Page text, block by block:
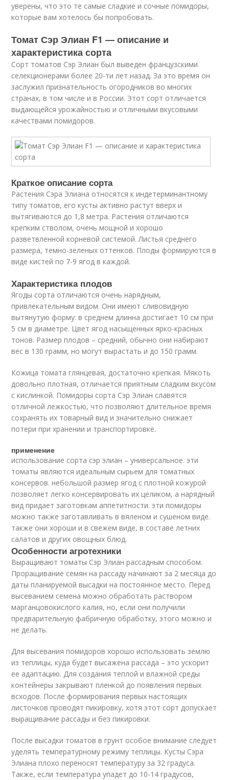
уверены, что это те самые сладкие и сочные помидоры,
которые вам хотелось бы попробовать.
Томат Сэр Элиан F1 — описание и
характеристика сорта
Сорт томатов Сэр Элиан был выведен французскими
селекционерами более 20-ти лет назад. За это время он
заслужил признательность огородников во многих
странах, в том числе и в России. Этот сорт отличается
выдающейся урожайностью и отличными вкусовыми
качествами помидоров.
Краткое описание сорта
Растения Сэра Элиана относятся к индетерминантному
типу томатов, его кусты активно растут вверх и
вытягиваются до 1,8 метра. Растения отличаются
крепким стволом, очень мощной и хорошо
разветвленной корневой системой. Листья среднего
размера, темно-зеленых оттенков. Плоды формируются в
виде кистей по 7-9 ягод в каждой.
Характеристика плодов
Ягоды сорта отличаются очень нарядным,
привлекательным видом. Они имеют сливовидную
вытянутую форму: в среднем длинна достигает 10 см при
5 см в диаметре. Цвет ягод насыщенных ярко-красных
тонов. Размер плодов – средний, обычно они набирают
вес в 130 грамм, но могут вырастать и до 150 грамм.
Кожица томата глянцевая, достаточно крепкая. Мякоть
довольно плотная, отличается приятным сладким вкусом
с кислинкой. Помидоры сорта Сэр Элиан славятся
отличной лежкостью, что позволяют длительное время
сохранять их товарный вид и значительно снижает
потери при хранении и транспортировке.
применение
использование сорта сэр элиан – универсальное. эти
томаты являются идеальным сырьем для томатных
консервов. небольшой размер ягод с плотной кожурой
позволяет легко консервировать их целиком, а нарядный
вид придает заготовкам аппетитности. эти помидоры
можно также заготавливать в вяленом и сушеном виде.
также они хороши и в свежем виде, в составе летних
салатов и других овощных блюд.
Особенности агротехники
Выращивают томаты Сэр Элиан рассадным способом.
Проращивание семян на рассаду начинают за 2 месяца до
даты планируемой высадки на постоянное место. Перед
высеванием семена можно обработать раствором
марганцовокислого калия, но, если они получили
предварительную фабричную обработку, этого можно и
не делать.
Для высевания помидоров хорошо использовать землю
из теплицы, куда будет высажена рассада – это ускорит
ее адаптацию. Для создания теплой и влажной среды
контейнеры закрывают пленкой до появления первых
всходов. После формирования первых настоящих
листочков проводят пикировку, хотя этот сорт допускает
выращивание рассады и без пикировки.
После высадки томатов в грунт особое внимание следует
уделять температурному режиму теплицы. Кусты Сэра
Элиана плохо переносят температуру за 32 градуса.
Также, если температура упадет до 10-14 градусов,